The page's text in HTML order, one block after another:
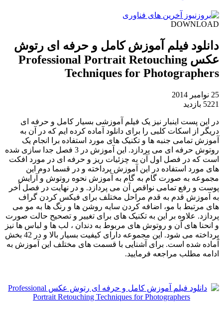
DOWNLOAD
دانلود فیلم آموزش کامل و حرفه ای رتوش
عکس Professional Portrait Retouching
Techniques for Photographers
25 نوامبر 2014
5221 بازدید
در این پست اینبار نیز یک فیلم آموزشی بسیار کامل و حرفه ای
دریگر از اسکات کلبی را برای دانلود آماده کرده ایم که در آن به
آموزش تمامی جنبه ها و تکنیک های مورد استفاده برا انجام یک
روتوش حرفه ای می پردازد. این آموزش در 3 فصل جدا سازی شده
است که در فصل اول آن به چزئیات ریز و حرفه ای در مورد افکت
های مورد استفاده در این آموزش پرداخته و در قسما دوم این
مجموعه به صورت گام به گام به آموزش نحوه روتوش و آرایش
پوست و رفع تمامی نواقص آن می پردازد. و در نهایت در فصل آخر
به آموزش قدم به قدم مراحل مختلف برای فیکس کردن گراف
های مرتبط با مو، اضافه کردن سایه روشن ها و رنگ ها به مو می
پردازد. علاوه بر این به تکنیک های برای تغییر و تصحیح حالت صورت
و انحنا های آن و روتوش های مربوط به دندان ، لب ها و لباس ها نیز
پرداخته می شود. این مجموعه دارای کیفیت بسیار بالا و در 42 بخش
آماده شده است. برای آشنایی با قسمت های مختلف این آموزش به
ادامه مطلب مراجعه فرمایید.